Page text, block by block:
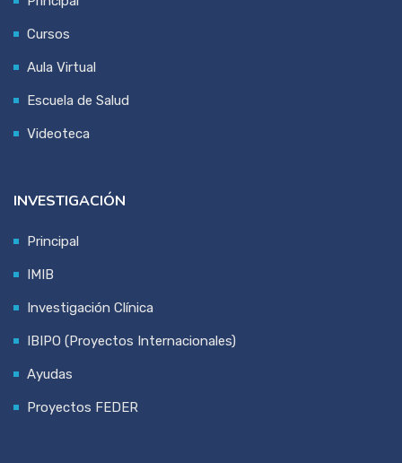
Cursos
Aula Virtual
Escuela de Salud
Videoteca
INVESTIGACIÓN
Principal
IMIB
Investigación Clínica
IBIPO (Proyectos Internacionales)
Ayudas
Proyectos FEDER